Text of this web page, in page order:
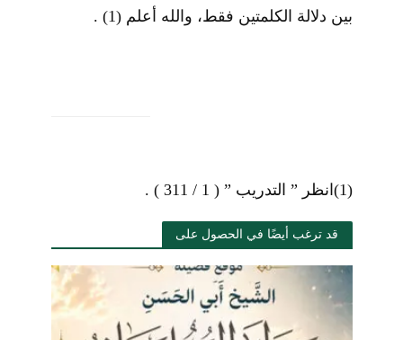
بين دلالة الكلمتين فقط، والله أعلم(1)
.
(1) انظر ” التدريب ” ( 1 / 311 ) .
قد ترغب أيضًا في الحصول على